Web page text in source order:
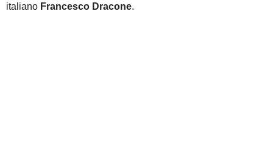
italiano Francesco Dracone.